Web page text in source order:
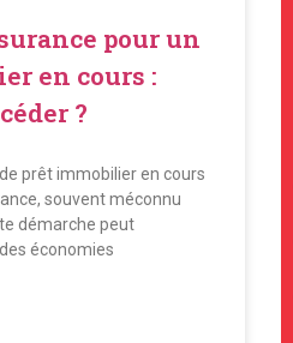
pour un
en cours :
?
prêt immobilier en cours
souvent méconnu
démarche peut
économies